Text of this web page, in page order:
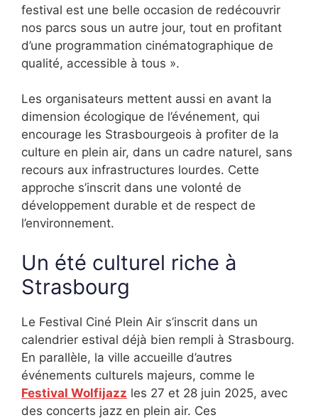
festival est une belle occasion de redécouvrir
nos parcs sous un autre jour, tout en profitant
d’une programmation cinématographique de
qualité, accessible à tous ».
Les organisateurs mettent aussi en avant la
dimension écologique de l’événement, qui
encourage les Strasbourgeois à profiter de la
culture en plein air, dans un cadre naturel, sans
recours aux infrastructures lourdes. Cette
approche s’inscrit dans une volonté de
développement durable et de respect de
l’environnement.
Un été culturel riche à
Strasbourg
Le Festival Ciné Plein Air s’inscrit dans un
calendrier estival déjà bien rempli à Strasbourg.
En parallèle, la ville accueille d’autres
événements culturels majeurs, comme le
Festival Wolfijazz les 27 et 28 juin 2025, avec
des concerts jazz en plein air. Ces